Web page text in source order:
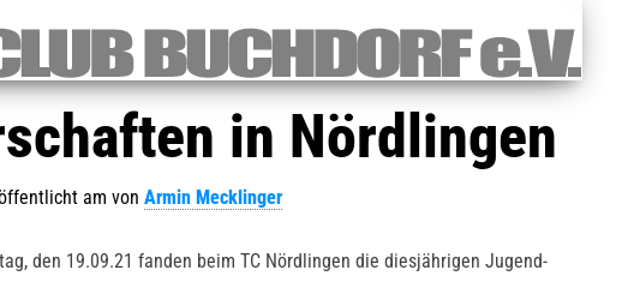
in Nördlingen
am von Armin Mecklinger
den 19.09.21 fanden beim TC Nördlingen die diesjährigen Jugend-